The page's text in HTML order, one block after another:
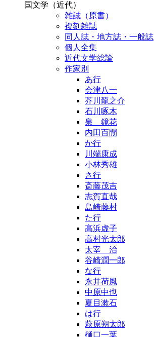
国文学（近代）
雑誌（原書）
複刻雑誌
同人誌・地方誌・一般誌
個人全集
近代文学総論
作家別
あ行
会津八一
芥川龍之介
石川啄木
泉 鏡花
内田百閒
か行
川端康成
小林秀雄
さ行
斎藤茂吉
志賀直哉
島崎藤村
た行
高浜虚子
高村光太郎
太宰 治
谷崎潤一郎
な行
永井荷風
中原中也
夏目漱石
は行
萩原朔太郎
樋口一葉